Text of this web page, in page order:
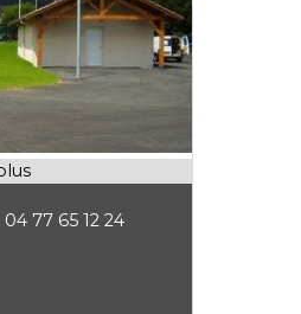
04 77 65 12 24